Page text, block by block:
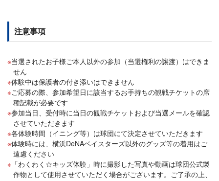
注意事項
当選されたお子様ご本人以外の参加（当選権利の譲渡）はできま
せん
体験中は保護者の付き添いはできません
ご応募の際、参加希望日に該当するお手持ちの観戦チケットの席
種記載が必要です
参加当日、受付時に当日の観戦チケットおよび当選メールを確認
させていただきます
各体験時間（イニング等）は球団にて決定させていただきます
体験時には、横浜DeNAベイスターズ以外のグッズ等の着用はご
遠慮ください
「わくわく☆キッズ体験」時に撮影した写真や動画は球団公式製
作物として使用させていただく場合がございます。ご了承の上、